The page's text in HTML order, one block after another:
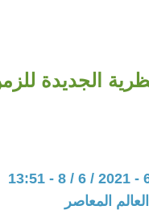
الجديدة
المعاصر